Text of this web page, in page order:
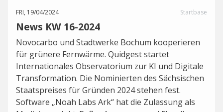
FRI, 19/04/2024 Startbase
News KW 16-2024
Novocarbo und Stadtwerke Bochum kooperieren
für grünere Fernwärme. Quidgest startet
Internationales Observatorium zur KI und Digitale
Transformation. Die Nominierten des Sächsischen
Staatspreises für Gründen 2024 stehen fest.
Software „Noah Labs Ark“ hat die Zulassung als